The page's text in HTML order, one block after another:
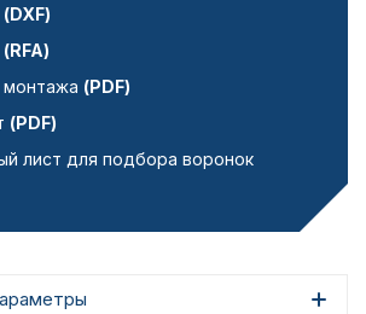
(DXF)
(RFA)
(PDF)
(PDF)
лист для подбора воронок